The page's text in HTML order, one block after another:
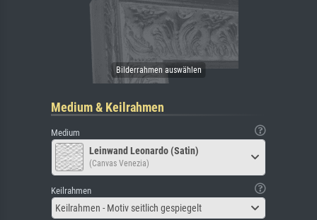
Medium & Keilrahmen
Medium
Leinwand Leonardo (Satin)
(Canvas Venezia)
Keilrahmen
Keilrahmen - Motiv seitlich gespiegelt